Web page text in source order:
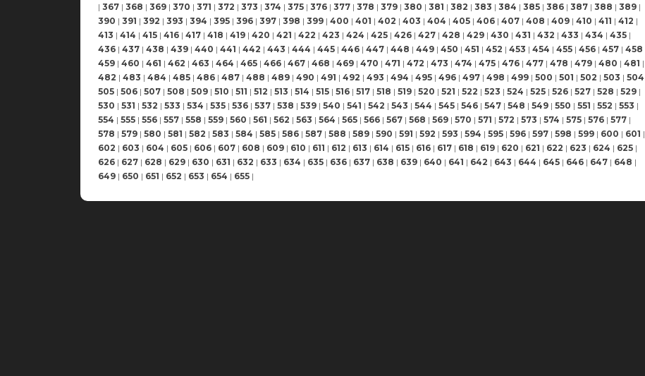
| 367 | 368 | 369 | 370 | 371 | 372 | 373 | 374 | 375 | 376 | 377 | 378 | 379 | 380 | 381 | 382 | 383 | 384 | 385 | 386 | 387 | 388 | 389 |
390 | 391 | 392 | 393 | 394 | 395 | 396 | 397 | 398 | 399 | 400 | 401 | 402 | 403 | 404 | 405 | 406 | 407 | 408 | 409 | 410 | 411 | 412 |
413 | 414 | 415 | 416 | 417 | 418 | 419 | 420 | 421 | 422 | 423 | 424 | 425 | 426 | 427 | 428 | 429 | 430 | 431 | 432 | 433 | 434 | 435 |
436 | 437 | 438 | 439 | 440 | 441 | 442 | 443 | 444 | 445 | 446 | 447 | 448 | 449 | 450 | 451 | 452 | 453 | 454 | 455 | 456 | 457 | 458
459 | 460 | 461 | 462 | 463 | 464 | 465 | 466 | 467 | 468 | 469 | 470 | 471 | 472 | 473 | 474 | 475 | 476 | 477 | 478 | 479 | 480 | 481 |
482 | 483 | 484 | 485 | 486 | 487 | 488 | 489 | 490 | 491 | 492 | 493 | 494 | 495 | 496 | 497 | 498 | 499 | 500 | 501 | 502 | 503 | 504
505 | 506 | 507 | 508 | 509 | 510 | 511 | 512 | 513 | 514 | 515 | 516 | 517 | 518 | 519 | 520 | 521 | 522 | 523 | 524 | 525 | 526 | 527 | 528 | 529 |
530 | 531 | 532 | 533 | 534 | 535 | 536 | 537 | 538 | 539 | 540 | 541 | 542 | 543 | 544 | 545 | 546 | 547 | 548 | 549 | 550 | 551 | 552 | 553 |
554 | 555 | 556 | 557 | 558 | 559 | 560 | 561 | 562 | 563 | 564 | 565 | 566 | 567 | 568 | 569 | 570 | 571 | 572 | 573 | 574 | 575 | 576 | 577 |
578 | 579 | 580 | 581 | 582 | 583 | 584 | 585 | 586 | 587 | 588 | 589 | 590 | 591 | 592 | 593 | 594 | 595 | 596 | 597 | 598 | 599 | 600 | 601 |
602 | 603 | 604 | 605 | 606 | 607 | 608 | 609 | 610 | 611 | 612 | 613 | 614 | 615 | 616 | 617 | 618 | 619 | 620 | 621 | 622 | 623 | 624 | 625 |
626 | 627 | 628 | 629 | 630 | 631 | 632 | 633 | 634 | 635 | 636 | 637 | 638 | 639 | 640 | 641 | 642 | 643 | 644 | 645 | 646 | 647 | 648 |
649 | 650 | 651 | 652 | 653 | 654 | 655 |